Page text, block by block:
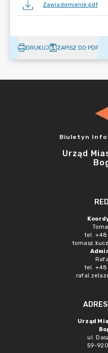
Zawiadomienie.pdf
DRUKUJ ZAPISZ DO PDF
Biuletyn
Urząd
tel. +48
tel. +48
Urząd
ul.
59-